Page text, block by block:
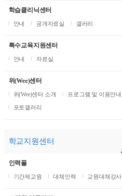
학습클리닉센터
안내 공개자료실 갤러리
특수교육지원센터
안내 자료실
위(Wee)센터
위(Wee)센터 소개 프로그램 및 이용안내
포토갤러리
학교지원센터
인력풀
기간제교원 대체인력 교원대체강사